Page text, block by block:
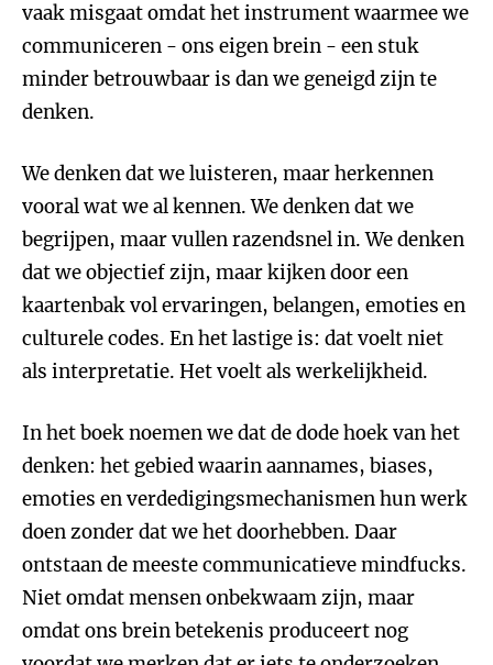
vaak misgaat omdat het instrument waarmee we
communiceren - ons eigen brein - een stuk
minder betrouwbaar is dan we geneigd zijn te
denken.
We denken dat we luisteren, maar herkennen
vooral wat we al kennen. We denken dat we
begrijpen, maar vullen razendsnel in. We denken
dat we objectief zijn, maar kijken door een
kaartenbak vol ervaringen, belangen, emoties en
culturele codes. En het lastige is: dat voelt niet
als interpretatie. Het voelt als werkelijkheid.
In het boek noemen we dat de dode hoek van het
denken: het gebied waarin aannames, biases,
emoties en verdedigingsmechanismen hun werk
doen zonder dat we het doorhebben. Daar
ontstaan de meeste communicatieve mindfucks.
Niet omdat mensen onbekwaam zijn, maar
omdat ons brein betekenis produceert nog